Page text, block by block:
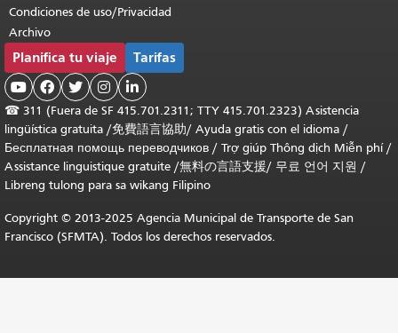
Condiciones de uso/Privacidad
Archivo
Planifica tu viaje Tarifas
    
☎ 311 (Fuera de SF 415.701.2311; TTY 415.701.2323) Asistencia
lingüística gratuita /免費語言協助/ Ayuda gratis con el idioma /
Бесплатная помощь переводчиков / Trợ giúp Thông dịch Miễn phí/
Assistance linguistique gratuite /無料の言語支援/ 무료 언어 지원 /
Libreng tulong para sa wikang Filipino
Copyright © 2013-2025 Agencia Municipal de Transporte de San
Francisco (SFMTA). Todos los derechos reservados.